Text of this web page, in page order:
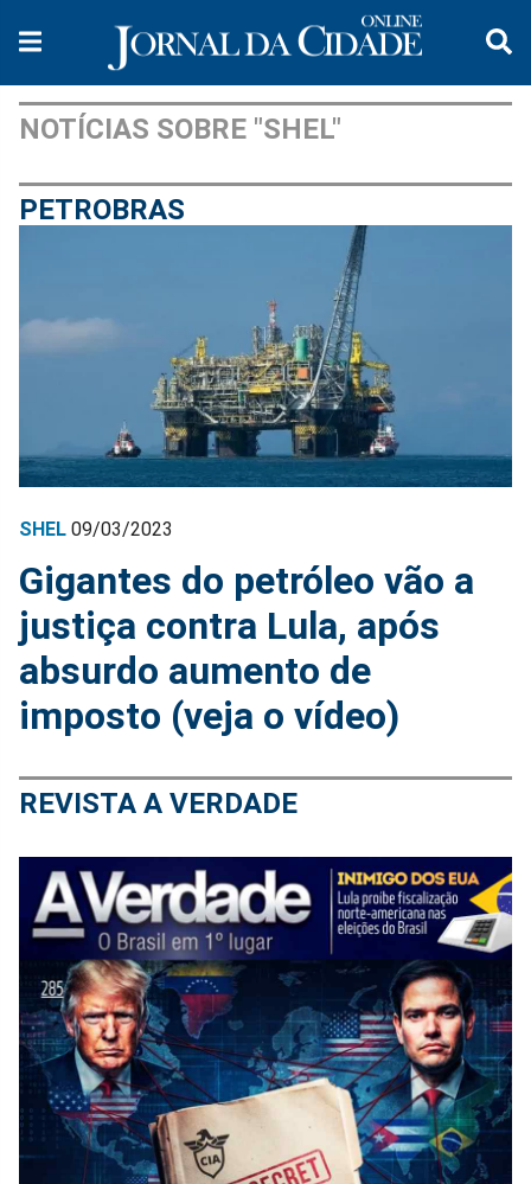
NOTÍCIAS SOBRE "SHEL"
PETROBRAS
SHEL 09/03/2023
Gigantes do petróleo vão a
justiça contra Lula, após
absurdo aumento de
imposto (veja o vídeo)
REVISTA A VERDADE